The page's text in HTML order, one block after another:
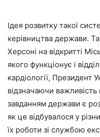
Ідея розвитку такої
керівництва держави.
Херсоні на відкритті
якого функціонує і
кардіології, Президент
відзначаючи важливість
завданням держави є
як це відбувалося у
їх роботи зі службою